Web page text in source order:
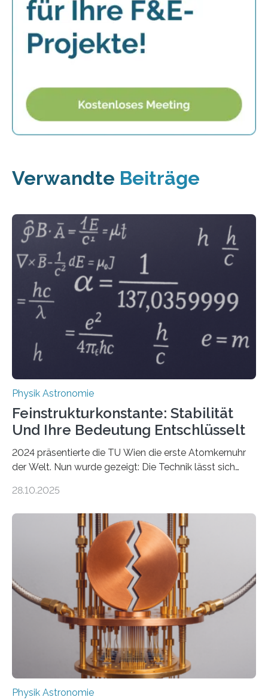
Verwandte Beiträge
Physik Astronomie
Feinstrukturkonstante: Stabilität
Und Ihre Bedeutung Entschlüsselt
2024 präsentierte die TU Wien die erste Atomkernuhr
der Welt. Nun wurde gezeigt: Die Technik lässt sich
fundamentalen Physik nachzugehen. Thorium-
Messungen verwenden. Das hatte man jahrzehntelang
vermutet, weltweit war nach den passenden
Atomkern-Zuständen gesucht worden, 2024 gelang
einem Team der TU Wien mit Unterstützung
internationaler Partner der entscheidende Durchbruch:
Der lange diskutierte Thorium-Kernübergang wurde
gefunden. Kurz darauf konnte man zeigen, dass sich
Thorium tatsächlich nutzen lässt, um hochpräzise…
28.10.2025
Physik Astronomie